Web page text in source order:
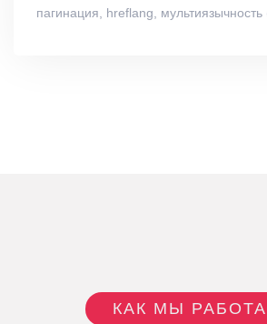
пагинация, hreflang, мультиязычность
КАК МЫ